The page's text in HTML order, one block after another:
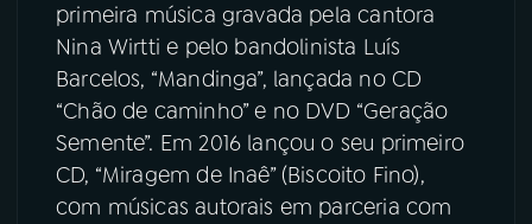
primeira música gravada pela cantora
Nina Wirtti e pelo bandolinista Luís
Barcelos, “Mandinga”, lançada no CD
“Chão de caminho” e no DVD “Geração
Semente”. Em 2016 lançou o seu primeiro
CD, “Miragem de Inaê” (Biscoito Fino),
com músicas autorais em parceria com